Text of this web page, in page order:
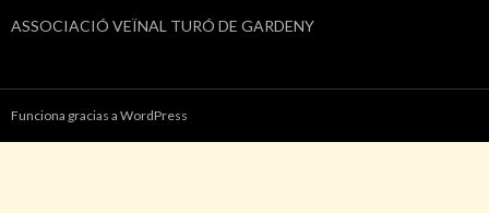
ASSOCIACIÓ VEÏNAL TURÓ DE GARDENY
Funciona gracias a WordPress